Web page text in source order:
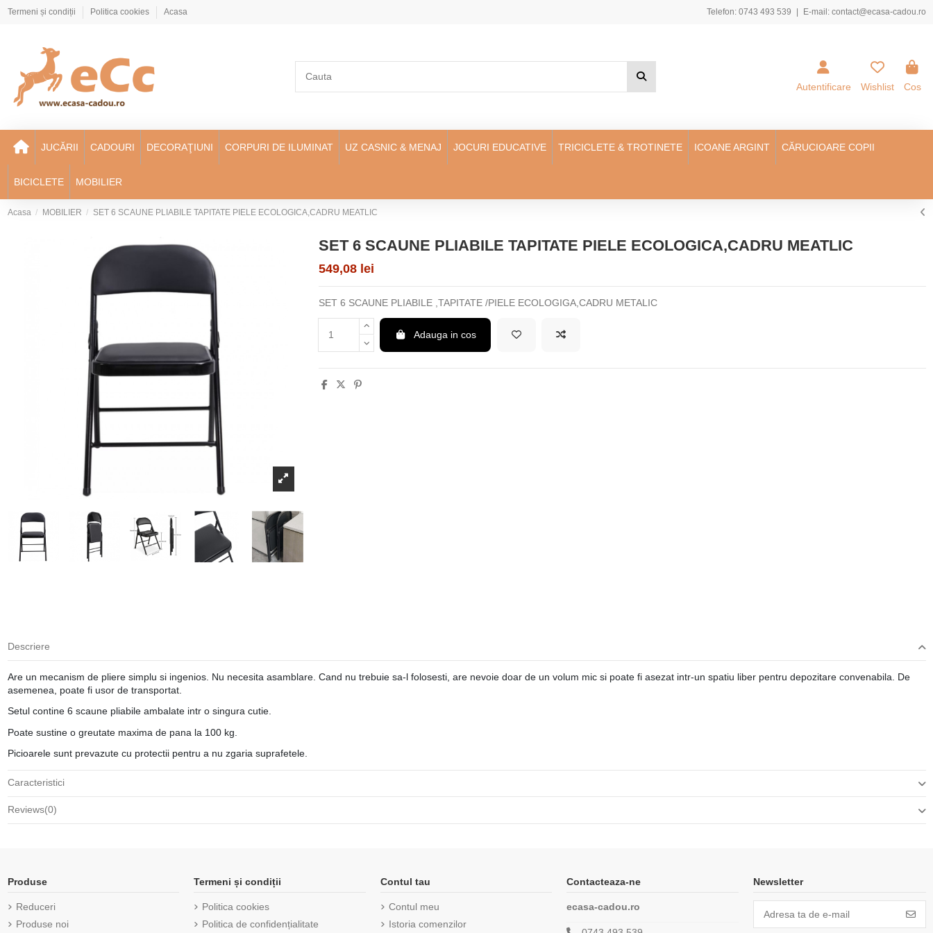
Termeni și condiții Politica cookies Acasa Telefon: 0743 493 539 E-mail: contact@ecasa-cadou.ro
Autentificare Wishlist Cos
JUCĂRII CADOURI DECORAŢIUNI CORPURI DE ILUMINAT UZ CASNIC & MENAJ JOCURI EDUCATIVE TRICICLETE & TROTINETE ICOANE ARGINT CĂRUCIOARE COPII
BICICLETE MOBILIER
Acasa MOBILIER SET 6 SCAUNE PLIABILE TAPITATE PIELE ECOLOGICA,CADRU MEATLIC
SET 6 SCAUNE PLIABILE TAPITATE PIELE ECOLOGICA,CADRU MEATLIC
549,08 lei
SET 6 SCAUNE PLIABILE ,TAPITATE /PIELE ECOLOGIGA,CADRU METALIC
Adauga in cos
Descriere
Are un mecanism de pliere simplu si ingenios. Nu necesita asamblare. Cand nu trebuie sa-l folosesti, are nevoie doar de un volum mic si poate fi asezat intr-un spatiu liber pentru depozitare convenabila. De
asemenea, poate fi usor de transportat.
Setul contine 6 scaune pliabile ambalate intr o singura cutie.
Poate sustine o greutate maxima de pana la 100 kg.
Picioarele sunt prevazute cu protectii pentru a nu zgaria suprafetele.
Caracteristici
Reviews(0)
Produse
Reduceri
Produse noi
Termeni și condiții
Politica cookies
Politica de confidențialitate
Contul tau
Contul meu
Istoria comenzilor
Contacteaza-ne
ecasa-cadou.ro
Newsletter